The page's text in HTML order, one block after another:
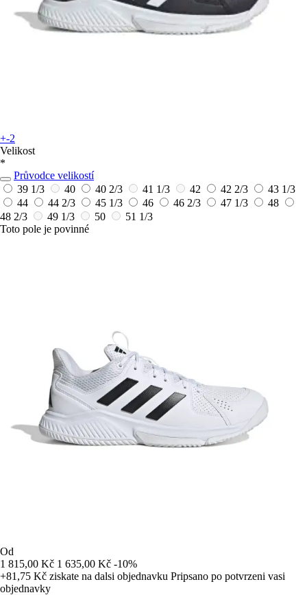
+-2
Velikost
*
Průvodce velikostí
39 1/3
40 40 2/3 41 1/3 42 42 2/3
43 1/3
44
44 2/3 45 1/3 46 46 2/3 47 1/3
48
48 2/3
49 1/3 50
51 1/3
Toto pole je povinné
Od
1 815,00 Kč 1 635,00 Kč -10%
+81,75 Kč ziskate na dalsi objednavku Pripsano po potvrzeni vasi
objednavky